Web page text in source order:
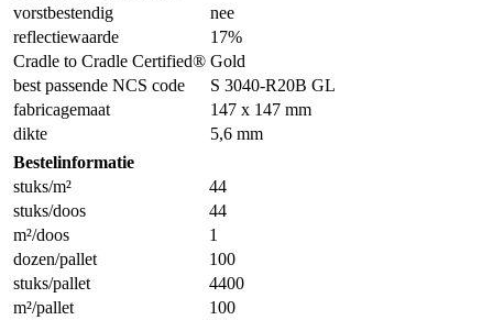
vorstbestendig
nee
reflectiewaarde
17%
Cradle to Cradle Certified® Gold
best passende NCS code
S 3040-R20B GL
fabricagemaat
147 x 147 mm
dikte
5,6 mm
Bestelinformatie
stuks/m²
44
stuks/doos
44
m²/doos
1
dozen/pallet
100
stuks/pallet
4400
m²/pallet
100